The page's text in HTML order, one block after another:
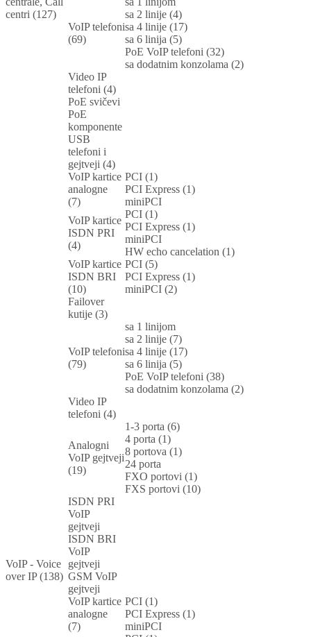
centri (127)
VoIP telefoni
(69)
sa 2 linije (4)
sa 4 linije (17)
sa 6 linija (5)
PoE VoIP telefoni (32)
sa dodatnim konzolama (2)
Video IP
telefoni (4)
PoE svičevi
PoE
komponente
USB
telefoni i
gejtveji (4)
VoIP kartice
analogne
(7)
PCI (1)
PCI Express (1)
miniPCI
VoIP kartice
ISDN PRI
(4)
PCI (1)
PCI Express (1)
miniPCI
HW echo cancelation (1)
VoIP kartice
ISDN BRI
(10)
PCI (5)
PCI Express (1)
miniPCI (2)
Failover
kutije (3)
VoIP - Voice
over IP (138)
VoIP telefoni
(79)
sa 1 linijom
sa 2 linije (7)
sa 4 linije (17)
sa 6 linija (5)
PoE VoIP telefoni (38)
sa dodatnim konzolama (2)
Video IP
telefoni (4)
Analogni
VoIP gejtveji
(19)
1-3 porta (6)
4 porta (1)
8 portova (1)
24 porta
FXO portovi (1)
FXS portovi (10)
ISDN PRI
VoIP
gejtveji
ISDN BRI
VoIP
gejtveji
GSM VoIP
gejtveji
VoIP kartice
analogne
(7)
PCI (1)
PCI Express (1)
miniPCI